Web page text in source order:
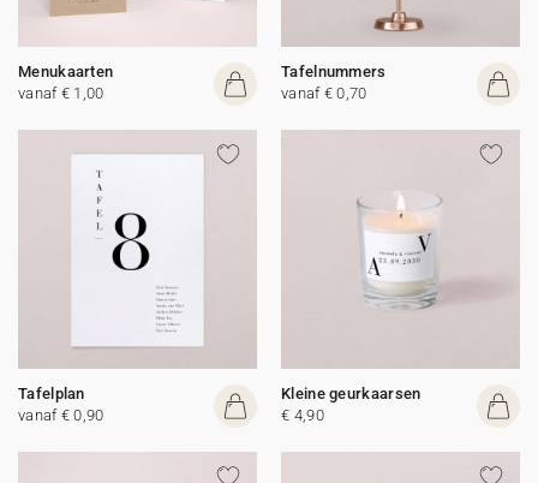
Menukaarten
vanaf € 1,00
Tafelnummers
vanaf € 0,70
Tafelplan
vanaf € 0,90
Kleine geurkaarsen
€ 4,90